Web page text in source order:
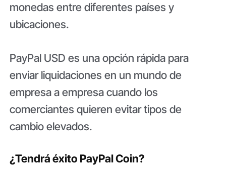
monedas entre diferentes países y
ubicaciones.
PayPal USD es una opción rápida para
enviar liquidaciones en un mundo de
empresa a empresa cuando los
comerciantes quieren evitar tipos de
cambio elevados.
¿Tendrá éxito PayPal Coin?